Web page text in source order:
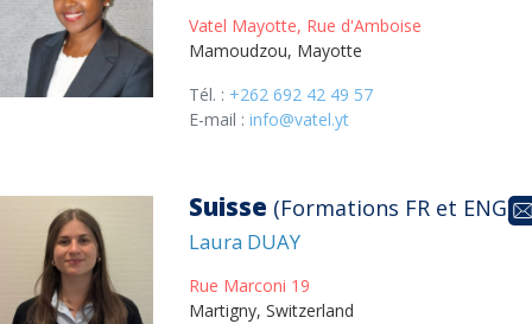
Vatel Mayotte, Rue d'Amboise
Mamoudzou, Mayotte
Tél. : +262 692 42 49 57
E-mail :info@vatel.yt
Suisse (Formations FR et ENG)
Laura DUAY
Rue Marconi 19
Martigny, Switzerland